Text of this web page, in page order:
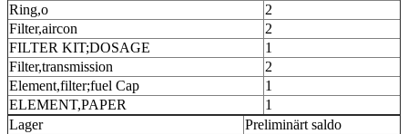
Ring,o
2
Filter,aircon
2
FILTER KIT;DOSAGE
1
Filter,transmission
2
Element,filter;fuel Cap
1
ELEMENT,PAPER
1
Lager
Preliminärt saldo